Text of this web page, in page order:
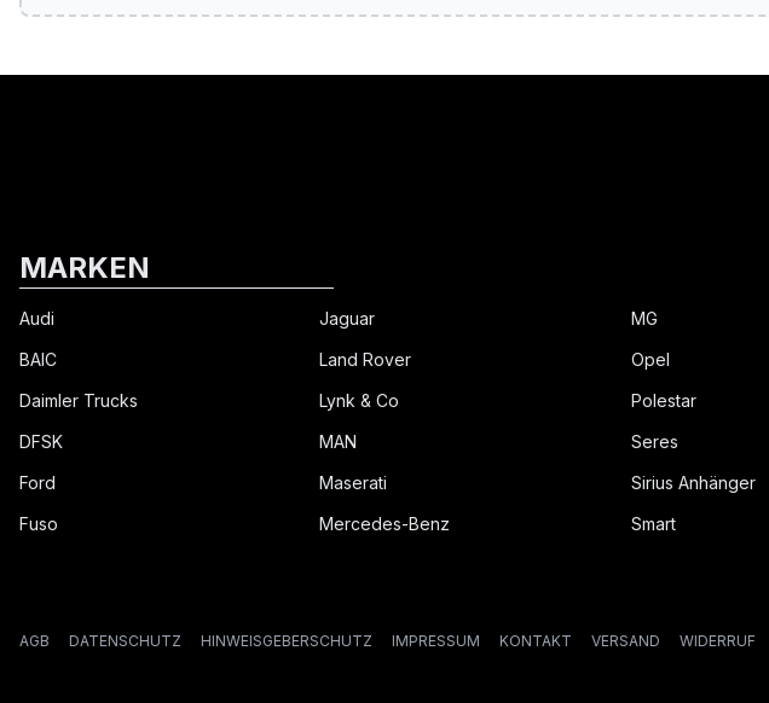
MARKEN
Audi
BAIC
Daimler Trucks
DFSK
Ford
Fuso
Jaguar
Land Rover
Lynk & Co
MAN
Maserati
Mercedes-Benz
MG
Opel
Polestar
Seres
Sirius Anhänger
Smart
AGB DATENSCHUTZ HINWEISGEBERSCHUTZ IMPRESSUM KONTAKT VERSAND WIDERRUF